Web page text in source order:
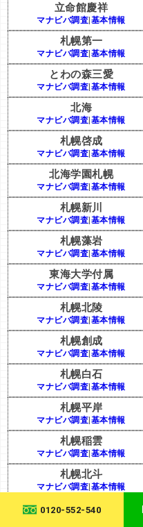
0120-552-540
立命館慶祥
マナビバ調査|基本情報
札幌第一
マナビバ調査|基本情報
とわの森三愛
マナビバ調査|基本情報
北海
マナビバ調査|基本情報
札幌啓成
マナビバ調査|基本情報
北海学園札幌
マナビバ調査|基本情報
札幌新川
マナビバ調査|基本情報
札幌藻岩
マナビバ調査|基本情報
東海大学付属
マナビバ調査|基本情報
札幌北陵
マナビバ調査|基本情報
札幌創成
マナビバ調査|基本情報
札幌白石
マナビバ調査|基本情報
札幌平岸
マナビバ調査|基本情報
札幌稲雲
マナビバ調査|基本情報
札幌北斗
マナビバ調査|基本情報